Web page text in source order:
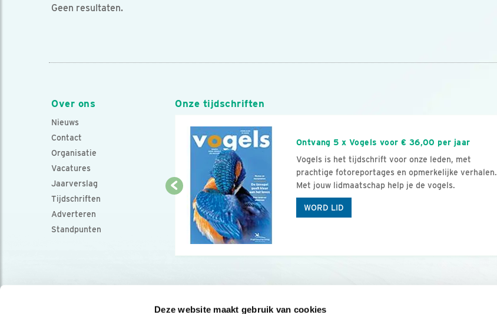
Deze website maakt gebruik van cookies
Geen resultaten.
Over ons
Nieuws
Contact
Organisatie
Vacatures
Jaarverslag
Tijdschriften
Adverteren
Standpunten
Onze tijdschriften
Ontvang 5 x Vogels voor € 36,00 per jaar
Vogels is het tijdschrift voor onze leden, met
prachtige fotoreportages en opmerkelijke verhalen.
Met jouw lidmaatschap help je de vogels.
WORD LID